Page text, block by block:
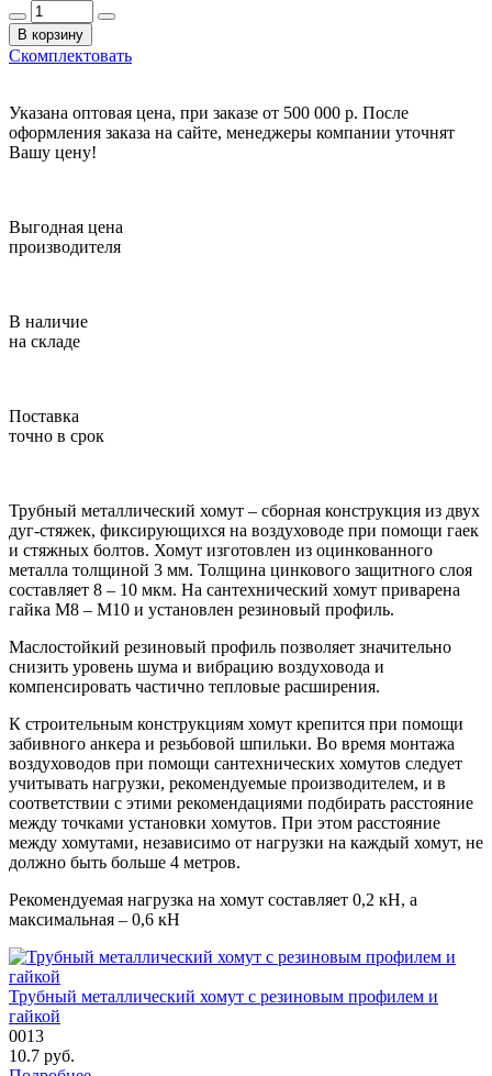
В корзину
Скомплектовать
Указана оптовая цена, при заказе от 500 000 р. После
оформления заказа на сайте, менеджеры компании уточнят
Вашу цену!
Выгодная цена
производителя
В наличие
на складе
Поставка
точно в срок
Трубный металлический хомут – сборная конструкция из двух
дуг-стяжек, фиксирующихся на воздуховоде при помощи гаек
и стяжных болтов. Хомут изготовлен из оцинкованного
металла толщиной 3 мм. Толщина цинкового защитного слоя
составляет 8 – 10 мкм. На сантехнический хомут приварена
гайка M8 – M10 и установлен резиновый профиль.
Маслостойкий резиновый профиль позволяет значительно
снизить уровень шума и вибрацию воздуховода и
компенсировать частично тепловые расширения.
К строительным конструкциям хомут крепится при помощи
забивного анкера и резьбовой шпильки. Во время монтажа
воздуховодов при помощи сантехнических хомутов следует
учитывать нагрузки, рекомендуемые производителем, и в
соответствии с этими рекомендациями подбирать расстояние
между точками установки хомутов. При этом расстояние
между хомутами, независимо от нагрузки на каждый хомут, не
должно быть больше 4 метров.
Рекомендуемая нагрузка на хомут составляет 0,2 кН, а
максимальная – 0,6 кН
Трубный металлический хомут с резиновым профилем и
гайкой
0013
10.7 руб.